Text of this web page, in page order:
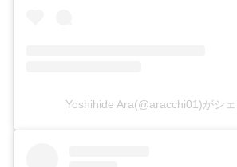
Yoshihide Ara(@aracchi01)がシ